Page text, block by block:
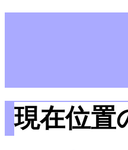
現在位置